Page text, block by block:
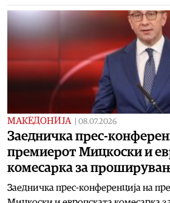
МАКЕДОНИЈА 08.07.2026
Заедничка прес-
премиерот Мицкоски и
комесарка за
Заедничка прес-конференција на